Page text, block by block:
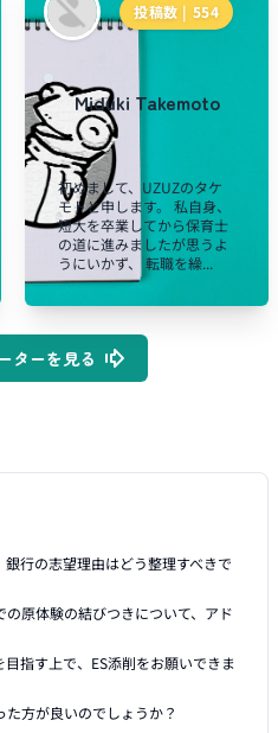
投稿数 | 554
Miduki Takemoto
初めまして、UZUZのタケ
モトと申します。 私自身、
短大を卒業してから保育士
の道に進みましたが思うよ
うにいかず、 転職を繰...
ターを見る
行の志望理由はどう整理すべきで
原体験の結びつきについて、アド
指す上で、ES添削をお願いできま
方が良いのでしょうか？